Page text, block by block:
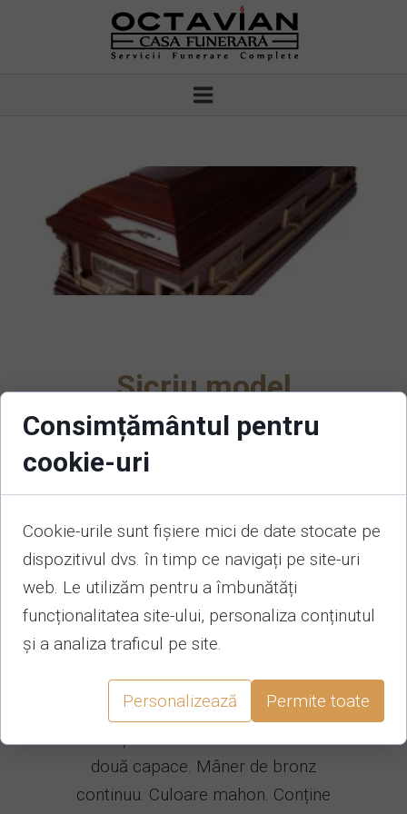
Sicriu model
american mahon
Este cel mai elegant model disponibil
în colecție, calitatea și atenția la
detalii fiind punctele sale forte.
Elementele de decor sunt realizate
din feronerie care prezintă Cina cea
de Taină în bronz și statuete în
colțuri ce reprezintă pe Fecioara
două capace. Mâner de bronz
continuu. Culoare mahon. Conține
Consimțământul pentru
cookie-uri
Cookie-urile sunt fișiere mici de date stocate pe
dispozitivul dvs. în timp ce navigați pe site-uri
web. Le utilizăm pentru a îmbunătăți
funcționalitatea site-ului, personaliza conținutul
și a analiza traficul pe site.
Personalizează Permite toate